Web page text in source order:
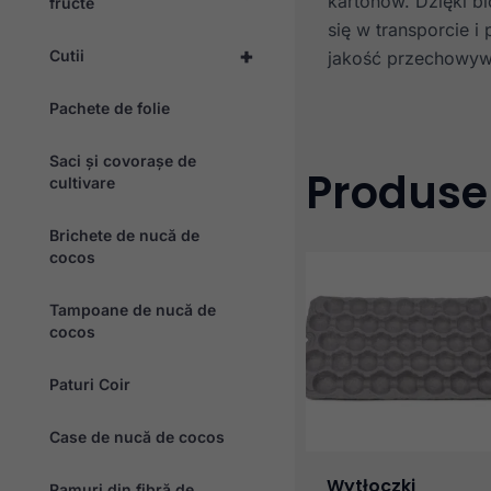
+
Cutii
Pachete de folie
Saci și covorașe de
cultivare
Brichete de nucă de
cocos
Tampoane de nucă de
cocos
Paturi Coir
Case de nucă de cocos
się w transporcie i
jakość